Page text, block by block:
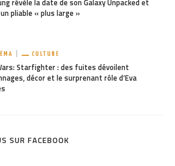
révèle la date de son Galaxy Unpacked et
pliable « plus large »
CULTURE
Starfighter : des fuites dévoilent
décor et le surprenant rôle d’Eva
SUR FACEBOOK